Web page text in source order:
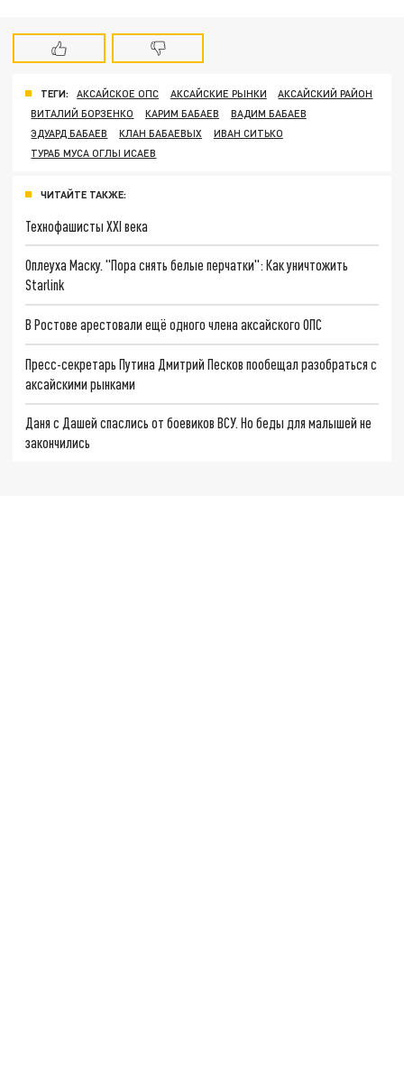
ТЕГИ: АКСАЙСКОЕ ОПС АКСАЙСКИЕ РЫНКИ
АКСАЙСКИЙ РАЙОН
ВИТАЛИЙ БОРЗЕНКО
КАРИМ БАБАЕВ
ВАДИМ БАБАЕВ
ЭДУАРД БАБАЕВ
КЛАН БАБАЕВЫХ
ИВАН СИТЬКО
ТУРАБ МУСА ОГЛЫ ИСАЕВ
ЧИТАЙТЕ ТАКЖЕ:
Технофашисты XXI века
Оплеуха Маску. "Пора снять белые перчатки": Как уничтожить
Starlink
В Ростове арестовали ещё одного члена аксайского ОПС
Пресс-секретарь Путина Дмитрий Песков пообещал разобраться с
аксайскими рынками
Даня с Дашей спаслись от боевиков ВСУ. Но беды для малышей не
закончились